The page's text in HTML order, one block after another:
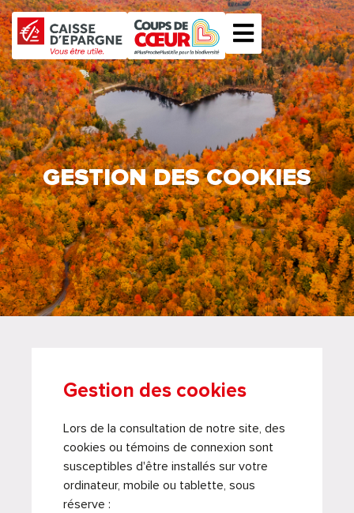
GESTION DES COOKIES
Gestion des cookies
Lors de la consultation de notre site, des
cookies ou témoins de connexion sont
susceptibles d'être installés sur votre
ordinateur, mobile ou tablette, sous
réserve :